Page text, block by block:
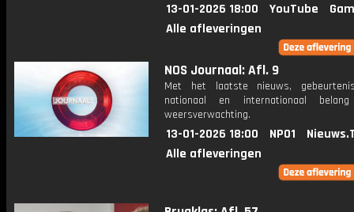
13-01-2026 18:00 YouTube
Alle afleveringen
NOS Journaal: Afl. 9
Met het laatste nieuws,
nationaal en internationaal
weersverwachting.
13-01-2026 18:00 NPO1
Alle afleveringen